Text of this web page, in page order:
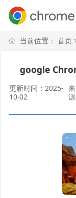
当前位置： 首页
google
更新时间：2025-
10-02
来
源